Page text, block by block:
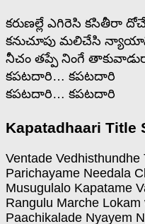
కరుణల్లే ఎగిరెసి కసితీరా
కనుచూపు మలిచేసి
నీచం తప్పే నింగే
కపటదారి… కపటదారి
కపటదారి… కపటదారి
Kapatadhaari Title
Ventade Vedhisthundhe
Parichayame Needala
Musugulalo Kapatame
Rangulu Marche
Paachikalade Nyayem